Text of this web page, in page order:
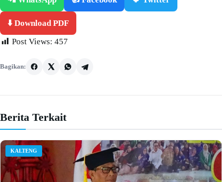
⬇️ Download PDF
Post Views: 457
Bagikan:
Berita Terkait
KALTENG